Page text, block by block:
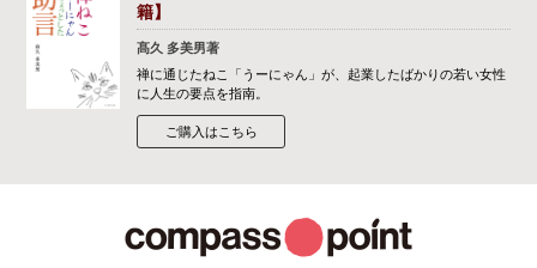
籍】
髙久 多美男著
禅に通じたねこ「うーにゃん」が、起業したばかりの若い女性
に人生の要点を指南。
ご購入はこちら